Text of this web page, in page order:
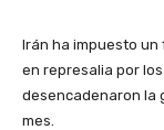
Irán ha impuesto
en represalia por
desencadenaron la
mes.